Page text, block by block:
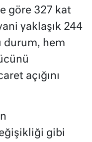
göre 327 kat
yaklaşık 244
durum, hem
açığını
gibi